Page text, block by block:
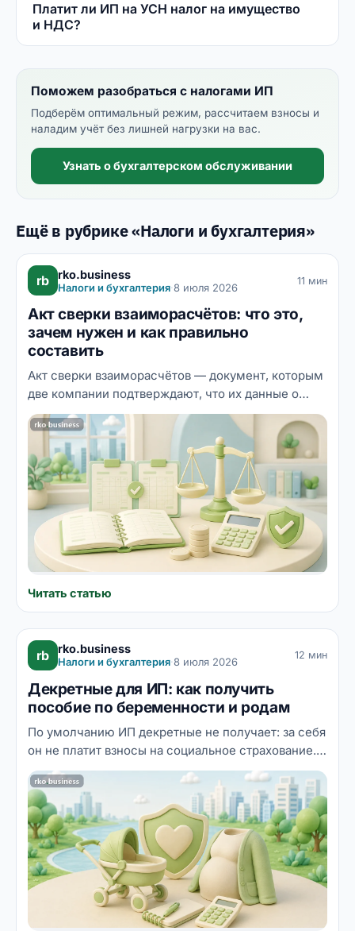
Платит ли ИП на УСН налог на имущество
и НДС?
Поможем разобраться с налогами ИП
Подберём оптимальный режим, рассчитаем взносы и
наладим учёт без лишней нагрузки на вас.
Узнать о бухгалтерском обслуживании
Ещё в рубрике «Налоги и бухгалтерия»
rb rko.business
Налоги и бухгалтерия·8 июля 2026
11 мин
Акт сверки взаиморасчётов: что это,
зачем нужен и как правильно
составить
Акт сверки взаиморасчётов — документ, которым
две компании подтверждают, что их данные о
взаимных долгах совпадают. Разбираем, зачем он
нужен бизнесу, какие реквизиты обязательны, как
составить и подписать акт — в том числе через
ЭДО, что делать при расхождениях и как подпись
под актом влияет на срок исковой давности.
Читать статью
rb rko.business
Налоги и бухгалтерия·8 июля 2026
12 мин
Декретные для ИП: как получить
пособие по беременности и родам
По умолчанию ИП декретные не получает: за себя
он не платит взносы на социальное страхование.
Но есть легальный механизм — добровольное
страхование в СФР: заплатили фиксированный
взнос до 31 декабря, и со следующего года у вас
есть право на пособие по беременности и родам
и больничные. Разбираем механику, суммы,
сроки и типичные ошибки, из-за которых будущие
мамы-ИП остаются без выплат.